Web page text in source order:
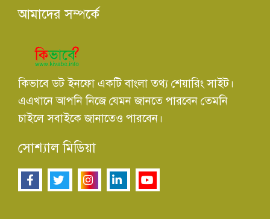
আমাদের সম্পর্কে
কিভাবে ডট ইনফো একটি বাংলা তথ্য শেয়ারিং সাইট।
এএখানে আপনি নিজে যেমন জানতে পারবেন তেমনি
চাইলে সবাইকে জানাতেও পারবেন।
সোশ্যাল মিডিয়া